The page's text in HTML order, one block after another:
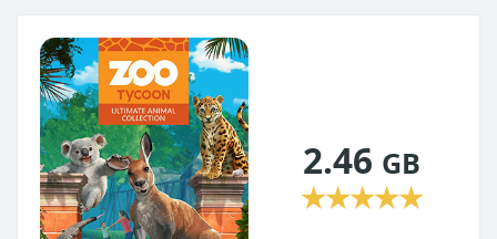
2.46 GB
★★★★★